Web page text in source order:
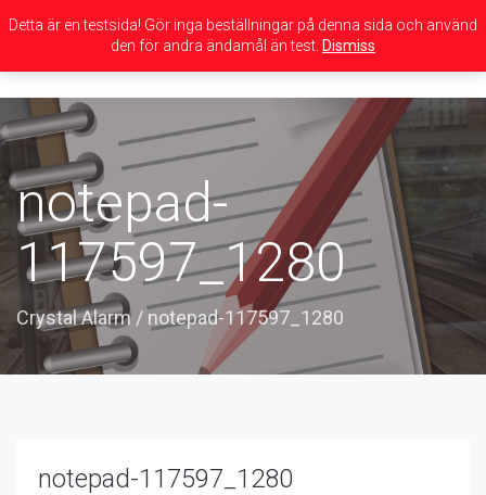
navigation
notepad-
117597_1280
Crystal Alarm / notepad-117597_1280
notepad-117597_1280
Detta är en testsida! Gör inga beställningar på denna sida och använd
den för andra ändamål än test. Dismiss